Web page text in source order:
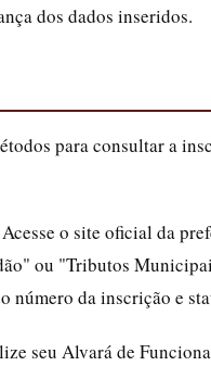
dos dados inseridos.
para consultar a
o site oficial da
ou "Tributos
da inscrição e
seu Alvará de